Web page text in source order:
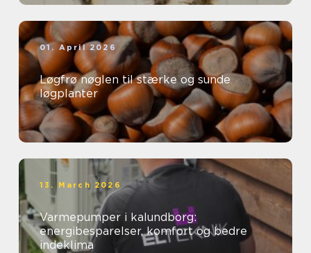
01. April 2026
Løgfrø nøglen til stærke og sunde
løgplanter
13. March 2026
Varmepumper i kalundborg:
energibesparelser, komfort og bedre
indeklima